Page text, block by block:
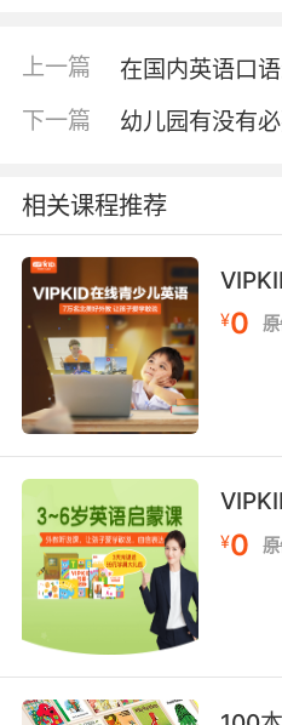
显轻松随意，适合非正
切感。 如何帮助孩子自
句子却在真实对话中忘
题。语言学习不仅是知
戏。模拟英语对话结束
友，让孩子练习如何自
以给予提示，比如问：“
什么来表示这次聊天很
提示，直到孩子能自主
效的方法是，在观看英
角色是如何结束对话
时，可以在对话结束的
析角色说了什么以及为
学习能帮助孩子理解语
许多孩子不敢使用是担
时，家长应给予充分的
不完全标准，对方也能
流的本质在于沟通，
要。 不同年龄段孩子的
儿，重点应放在培养兴
个阶段不需要掌握所有
上一篇 在国内英语口
下一篇 幼儿园有没有
相关课程推荐
¥0
¥0